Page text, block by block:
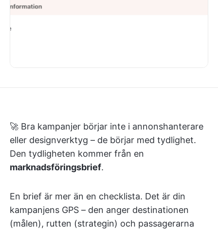
🚀 Bra kampanjer börjar inte i annonshanterare
eller designverktyg – de börjar med tydlighet.
Den tydligheten kommer från en
marknadsföringsbrief.
En brief är mer än en checklista. Det är din
kampanjens GPS – den anger destinationen
(målen), rutten (strategin) och passagerarna